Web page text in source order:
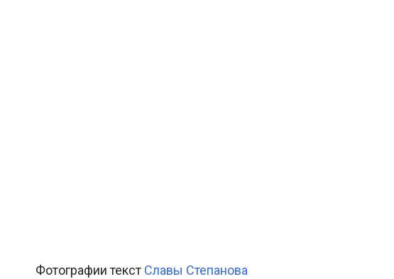
Фотографии текст Славы Степанова